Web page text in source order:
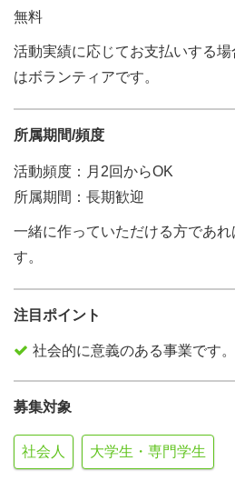
無料
活動実績に応じてお支払いする
はボランティアです。
所属期間/頻度
活動頻度：月2回からOK
所属期間：長期歓迎
一緒に作っていただける方であ
す。
注目ポイント
社会的に意義のある事業です。
募集対象
社会人 大学生・専門学生